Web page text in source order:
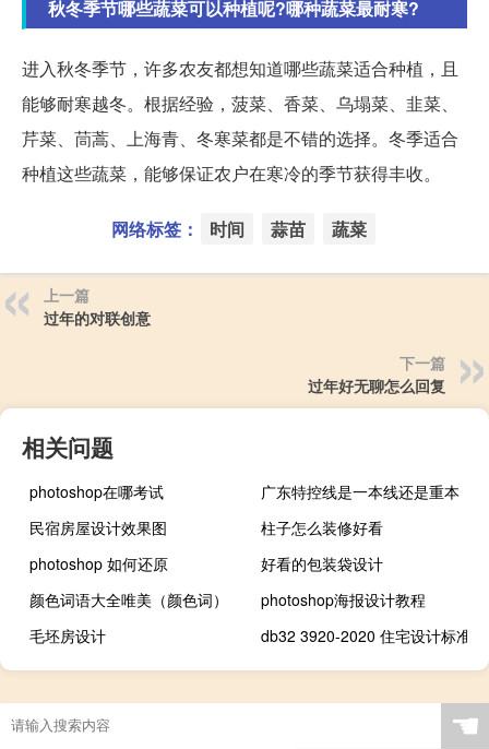
秋冬季节哪些蔬菜可以种植呢?哪种蔬菜最耐寒?
进入秋冬季节，许多农友都想知道哪些蔬菜适合种植，且
能够耐寒越冬。根据经验，菠菜、香菜、乌塌菜、韭菜、
芹菜、茼蒿、上海青、冬寒菜都是不错的选择。冬季适合
种植这些蔬菜，能够保证农户在寒冷的季节获得丰收。
网络标签： 时间 蒜苗 蔬菜
上一篇
过年的对联创意
下一篇
过年好无聊怎么回复
相关问题
photoshop在哪考试
广东特控线是一本线还是重本
民宿房屋设计效果图
柱子怎么装修好看
photoshop 如何还原
好看的包装袋设计
颜色词语大全唯美（颜色词）
photoshop海报设计教程
毛坯房设计
db32 3920-2020 住宅设计标准
☚